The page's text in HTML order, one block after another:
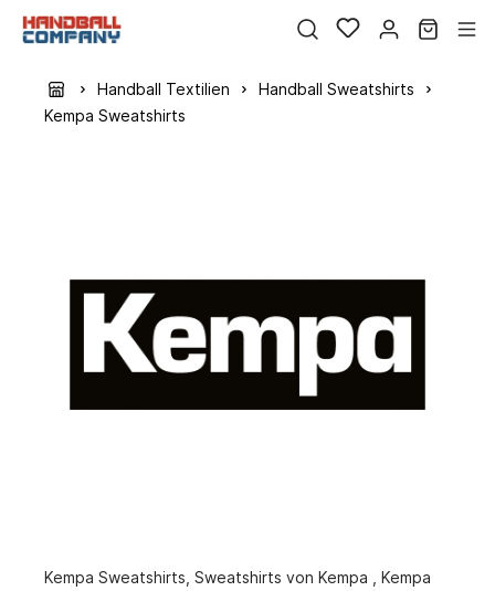
Handball Textilien
Handball Sweatshirts
Kempa Sweatshirts
Kempa Sweatshirts, Sweatshirts von Kempa , Kempa